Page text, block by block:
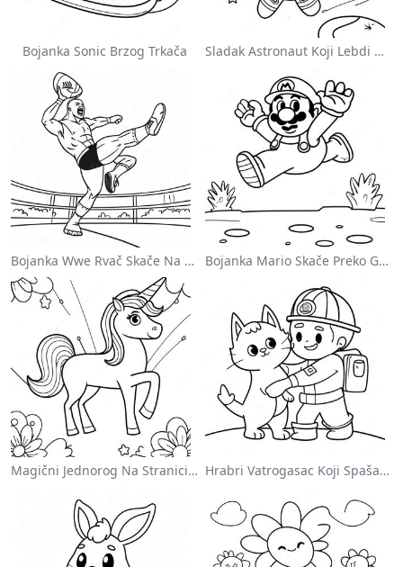
Bojanka Sonic Brzog Trkača Sladak Astronaut Koji Lebdi U Svemiru Na Stranici Za Bojanje
Bojanka Wwe Rvač Skače Na Protivnika Bojanka Mario Skače Preko Goomba
Magični Jednorog Na Stranici Za Bojanje Sa Duškom Hrabri Vatrogasac Koji Spašava Mačku Za Bojanje